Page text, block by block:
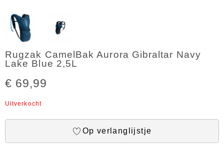
Rugzak CamelBak Aurora Gibraltar Navy
Lake Blue 2,5L
€ 69,99
Uitverkocht
Op verlanglijstje